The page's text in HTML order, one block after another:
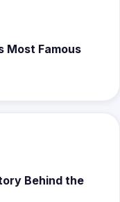
Most Famous
Behind the